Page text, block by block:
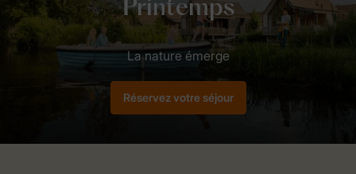
dropdown
Réservez votre séjour